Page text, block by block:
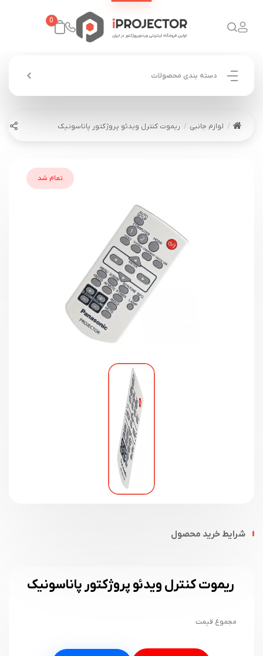
0
دسته بندی محصولات
لوازم جانبی ریموت کنترل ویدئو پروژکتور پاناسونیک
تمام شد
شرایط خرید محصول
ریموت کنترل ویدئو پروژکتور پاناسونیک
مجموع قیمت